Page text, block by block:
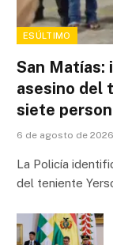
ESÚLTIMO
San
asesino del
siete
6 de agosto de 2026
La Policía
del teniente